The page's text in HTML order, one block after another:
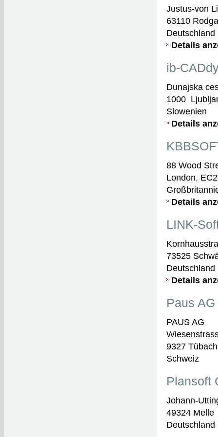
Justus-von
63110
Deutschland
Details
ib-
Dunajska
1000
Slowenien
Details
88 Wood
London,
Details
LINK-
73525
Deutschland
Details
Paus AG
PAUS AG
9327 Tübach
Schweiz
Plansoft
Johann-
49324 Melle
Deutschland